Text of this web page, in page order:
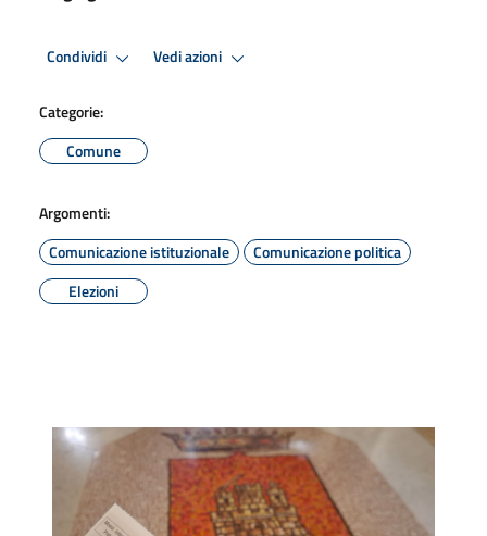
Condividi Vedi azioni
Categorie:
Comune
Argomenti:
Comunicazione istituzionale
Comunicazione politica
Elezioni